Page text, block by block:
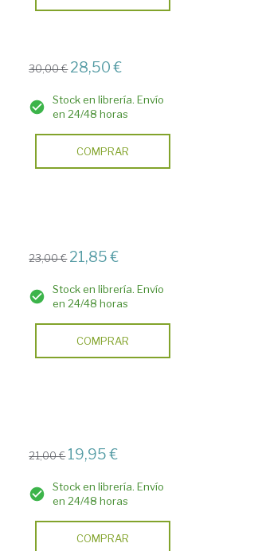
30,00 € 28,50 €
Stock en librería. Envío
en 24/48 horas
COMPRAR
23,00 € 21,85 €
Stock en librería. Envío
en 24/48 horas
COMPRAR
21,00 € 19,95 €
Stock en librería. Envío
en 24/48 horas
COMPRAR